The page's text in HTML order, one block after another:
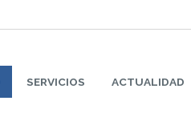
SERVICIOS ACTUALIDAD